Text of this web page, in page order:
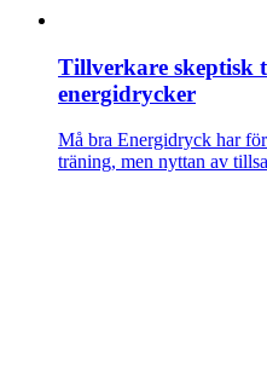
Tillverkare skeptisk
energidrycker
Må bra Energidryck har
träning, men nyttan av